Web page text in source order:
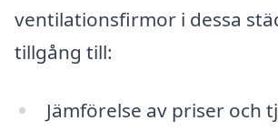
ventilationsfirmor i dessa
tillgång till:
Jämförelse av priser och